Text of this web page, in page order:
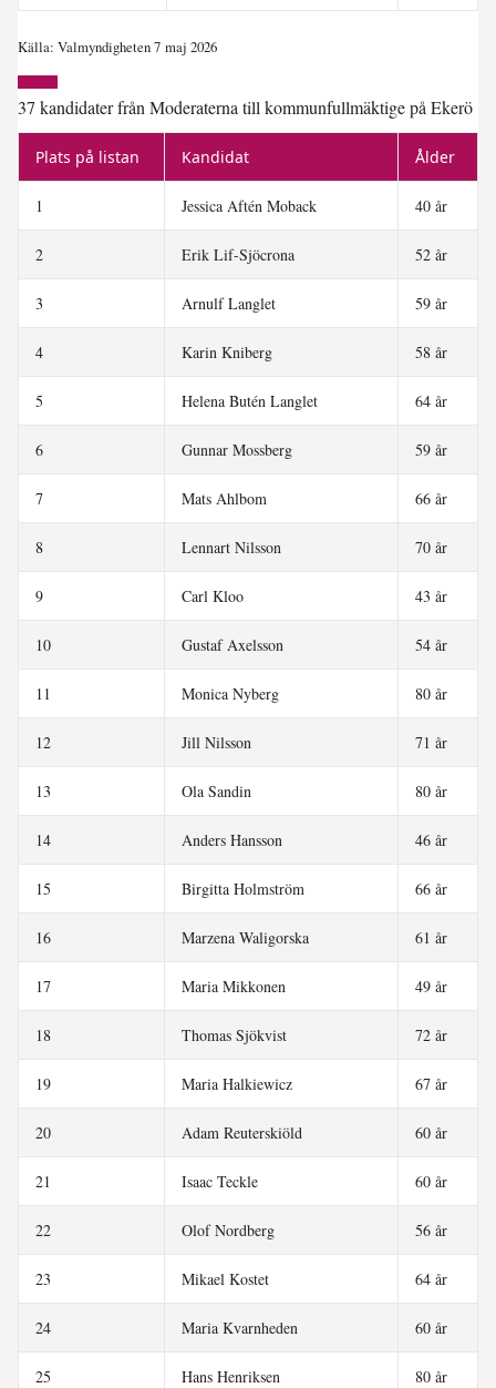
Källa: Valmyndigheten 7 maj 2026
37 kandidater från Moderaterna till kommunfullmäktige på Ekerö
Plats på listan Kandidat Ålder
1 Jessica Aftén Moback 40 år
2 Erik Lif-Sjöcrona 52 år
3 Arnulf Langlet 59 år
4 Karin Kniberg 58 år
5 Helena Butén Langlet 64 år
6 Gunnar Mossberg 59 år
7 Mats Ahlbom 66 år
8 Lennart Nilsson 70 år
9 Carl Kloo 43 år
10 Gustaf Axelsson 54 år
11 Monica Nyberg 80 år
12 Jill Nilsson 71 år
13 Ola Sandin 80 år
14 Anders Hansson 46 år
15 Birgitta Holmström 66 år
16 Marzena Waligorska 61 år
17 Maria Mikkonen 49 år
18 Thomas Sjökvist 72 år
19 Maria Halkiewicz 67 år
20 Adam Reuterskiöld 60 år
21 Isaac Teckle 60 år
22 Olof Nordberg 56 år
23 Mikael Kostet 64 år
24 Maria Kvarnheden 60 år
25 Hans Henriksen 80 år